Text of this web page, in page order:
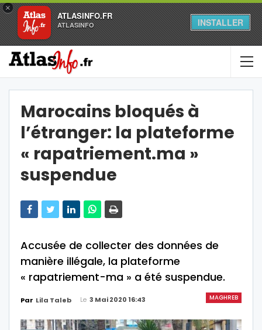
×
ATLASINFO.FR
ATLASINFO INSTALLER
Marocains bloqués à
l’étranger: la plateforme
« rapatriement.ma »
suspendue
Accusée de collecter des données de
manière illégale, la plateforme
« rapatriement-ma » a été suspendue.
MAGHREB
Par Lila Taleb Le 3 Mai 2020 16:43